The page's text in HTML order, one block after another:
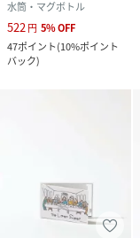
水筒・マグボトル
522円 5%OFF
47ポイント(10%ポイント
バック)